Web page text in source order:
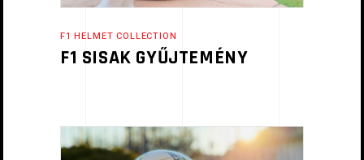
F1 HELMET COLLECTION
F1 SISAK GYŰJTEMÉNY